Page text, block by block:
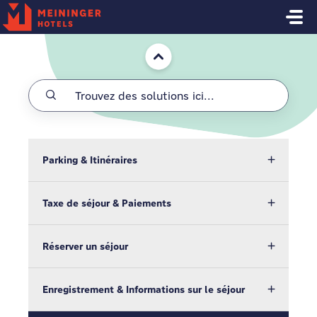
Passer au contenu principal
Accueil
Parking & Itinéraires
Taxe de séjour & Paiements
Réserver un séjour
Enregistrement & Informations sur le séjour